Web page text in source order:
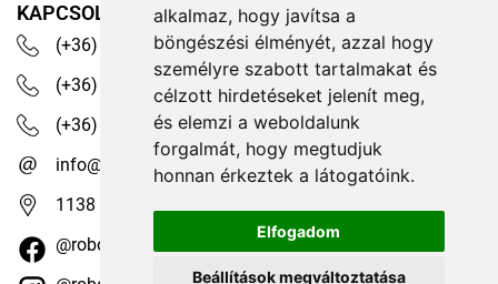
alkalmaz, hogy javítsa a
böngészési élményét, azzal hogy
személyre szabott tartalmakat és
célzott hirdetéseket jelenít meg,
és elemzi a weboldalunk
forgalmát, hogy megtudjuk
honnan érkeztek a látogatóink.
Elfogadom
Beállítások megváltoztatása
KAPCSOLAT
(+36) 30 535 4503
(+36) 1 329 7472
(+36) 1 350 1236
info@robotex.hu
1138 Budapest, Tomori köz 13.
@robotexhungary